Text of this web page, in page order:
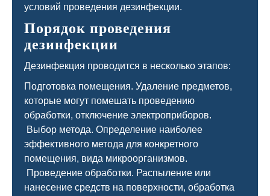
условий проведения дезинфекции.
Порядок проведения
дезинфекции
Дезинфекция проводится в несколько этапов:
Подготовка помещения. Удаление предметов,
которые могут помешать проведению
обработки, отключение электроприборов.
Выбор метода. Определение наиболее
эффективного метода для конкретного
помещения, вида микроорганизмов.
Проведение обработки. Распыление или
нанесение средств на поверхности, обработка